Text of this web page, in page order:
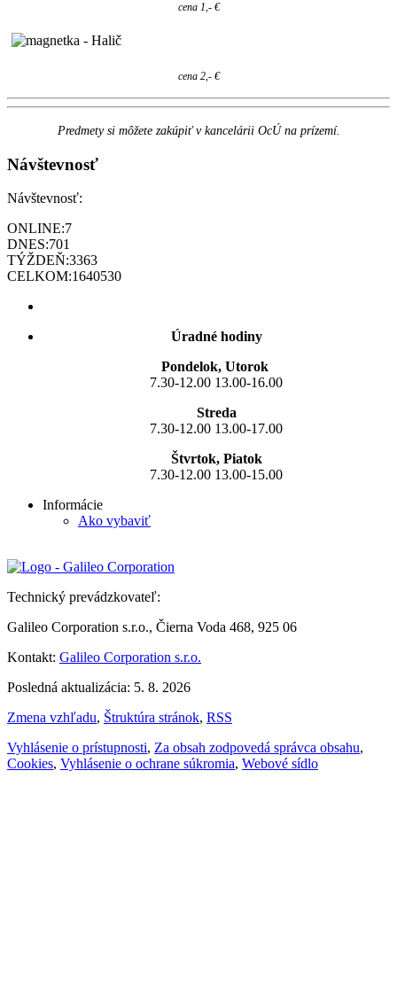
cena 1,- €
cena 2,- €
Predmety si môžete zakúpiť v kancelárii OcÚ na prízemí.
Návštevnosť
Návštevnosť:
ONLINE:7
DNES:701
TÝŽDEŇ:3363
CELKOM:1640530
Úradné hodiny
Pondelok, Utorok
7.30-12.00 13.00-16.00
Streda
7.30-12.00 13.00-17.00
Štvrtok, Piatok
7.30-12.00 13.00-15.00
Informácie
Ako vybaviť
Technický prevádzkovateľ:
Galileo Corporation s.r.o., Čierna Voda 468, 925 06
Kontakt: Galileo Corporation s.r.o.
Posledná aktualizácia: 5. 8. 2026
Zmena vzhľadu, Štruktúra stránok, RSS
Vyhlásenie o prístupnosti, Za obsah zodpovedá správca obsahu,
Cookies, Vyhlásenie o ochrane súkromia, Webové sídlo